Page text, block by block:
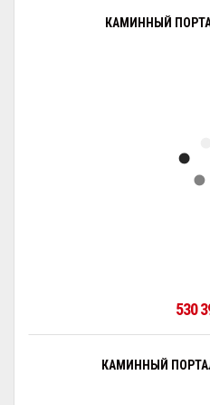
КАМИННЫЙ
530
КАМИННЫЙ ПОРТАЛ